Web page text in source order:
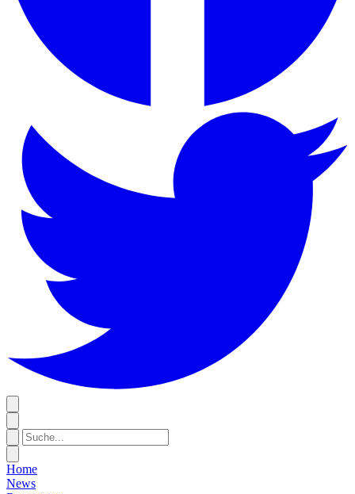
Home
News